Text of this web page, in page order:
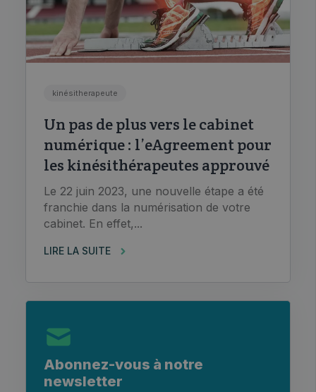
kinésitherapeute
Un pas de plus vers le cabinet
numérique : l’eAgreement pour
les kinésithérapeutes approuvé
Le 22 juin 2023, une nouvelle étape a été
franchie dans la numérisation de votre
cabinet. En effet,...
LIRE LA SUITE
Abonnez-vous à notre
newsletter